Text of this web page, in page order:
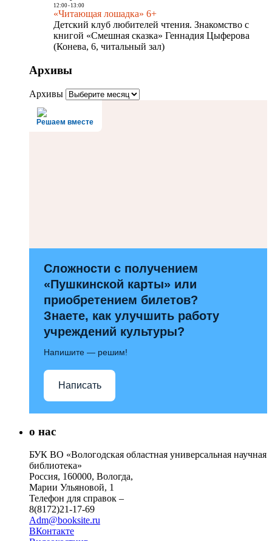
12:00- 13:00
«Читающая лошадка» 6+
Детский клуб любителей чтения. Знакомство с
книгой «Смешная сказка» Геннадия Цыферова
(Конева, 6, читальный зал)
Архивы
Архивы
Решаем вместе
Сложности с получением
«Пушкинской карты» или
приобретением билетов?
Знаете, как улучшить работу
учреждений культуры?
Напишите — решим!
Написать
о нас
БУК ВО «Вологодская областная универсальная научная
библиотека»
Россия, 160000, Вологда,
Марии Ульяновой, 1
Телефон для справок –
8(8172)21-17-69
Adm@booksite.ru
ВКонтакте